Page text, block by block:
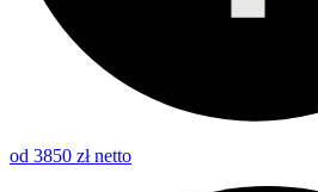
od 3850 zł netto